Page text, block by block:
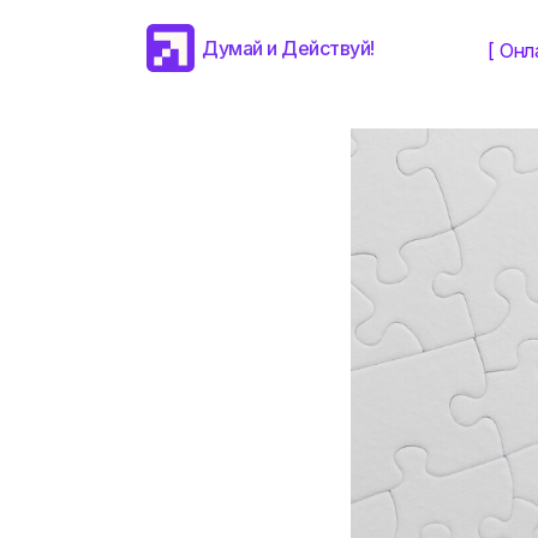
Думай и Действуй! [
SWOT-